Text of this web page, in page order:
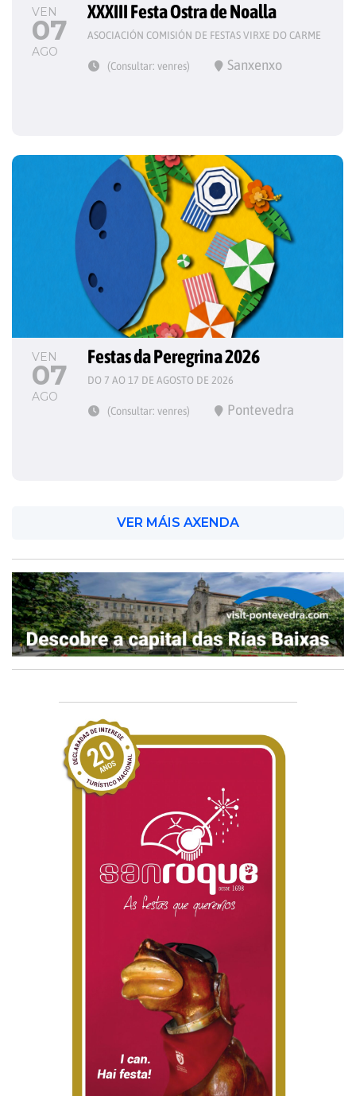
VEN
07
AGO
XXXIII Festa Ostra de Noalla
ASOCIACIÓN COMISIÓN DE FESTAS VIRXE DO CARME
(Consultar: venres) Sanxenxo
VEN
07
AGO
Festas da Peregrina 2026
DO 7 AO 17 DE AGOSTO DE 2026
(Consultar: venres) Pontevedra
VER MÁIS AXENDA